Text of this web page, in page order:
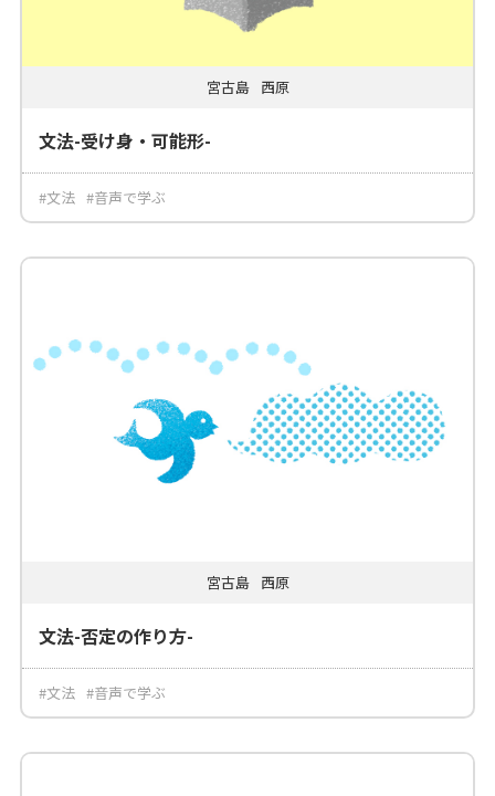
宮古島 西原
文法-受け身・可能形-
#文法 #音声で学ぶ
宮古島 西原
文法-否定の作り方-
#文法 #音声で学ぶ